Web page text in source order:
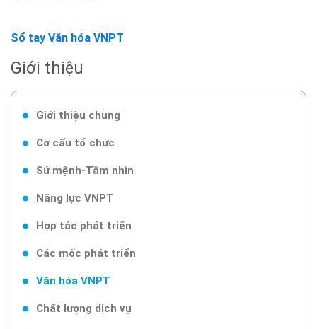
Sổ tay Văn hóa VNPT
Giới thiệu
Giới thiệu chung
Cơ cấu tổ chức
Sứ mệnh-Tầm nhìn
Năng lực VNPT
Hợp tác phát triển
Các mốc phát triển
Văn hóa VNPT
Chất lượng dịch vụ